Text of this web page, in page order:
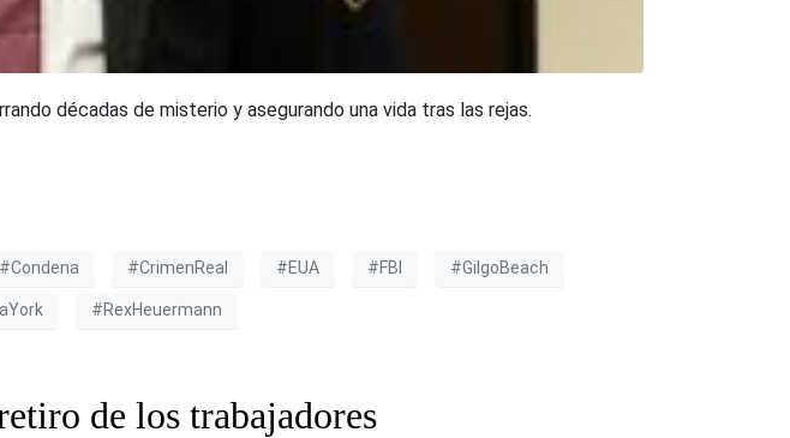
décadas de misterio y asegurando una vida tras las rejas.
#Condena #CrimenReal #EUA #FBI #GilgoBeach
#RexHeuermann
de los trabajadores